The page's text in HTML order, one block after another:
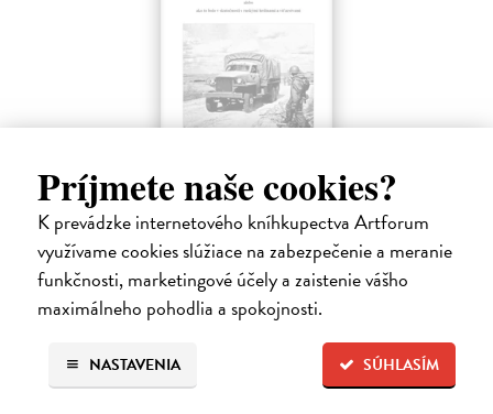
Príjmete naše cookies?
K prevádzke internetového kníhkupectva Artforum
využívame cookies slúžiace na zabezpečenie a meranie
funkčnosti, marketingové účely a zaistenie vášho
maximálneho pohodlia a spokojnosti.
SÚHLASÍM
NASTAVENIA
Ako Rusi veľkú vojnu vyhrali...
Kumičák Juraj| Kniha
Celé desaťročia sovietska, a následne ruská propaganda vykresľovali
históriu Sovietskeho zväzu v pozitívnych či hrdinských podobách.
Napriek tomu sa našli v ZSSR či Rusku historici či novinári, ktorí
Na sklade ?